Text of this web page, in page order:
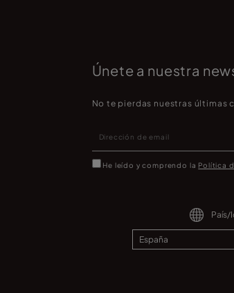
Únete a nuestra
No te pierdas nuestras últimas
He leído y comprendo la Política
País/